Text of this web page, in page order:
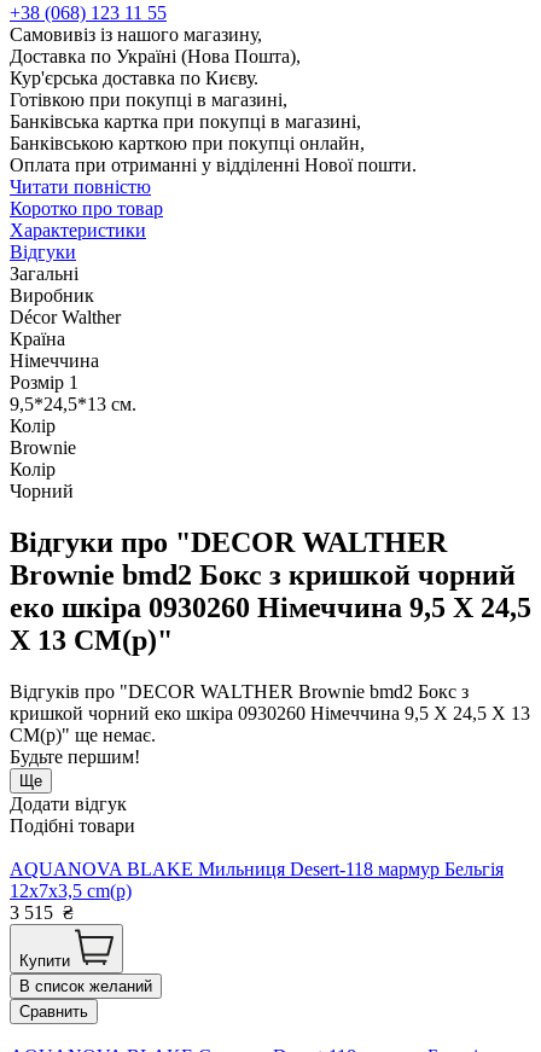
+38 (068) 123 11 55
Самовивіз із нашого магазину,
Доставка по Україні (Нова Пошта),
Кур'єрська доставка по Києву.
Готівкою при покупці в магазині,
Банківська картка при покупці в магазині,
Банківською карткою при покупці онлайн,
Оплата при отриманні у відділенні Нової пошти.
Читати повністю
Коротко про товар
Характеристики
Відгуки
Загальні
Виробник
Décor Walther
Країна
Німеччина
Розмір 1
9,5*24,5*13 см.
Колір
Brownie
Колір
Чорний
Відгуки про "DECOR WALTHER
Brownie bmd2 Бокс з кришкой чорний
еко шкіра 0930260 Німеччина 9,5 X 24,5
X 13 CM(р)"
Відгуків про "DECOR WALTHER Brownie bmd2 Бокс з
кришкой чорний еко шкіра 0930260 Німеччина 9,5 X 24,5 X 13
CM(р)" ще немає.
Будьте першим!
Ще
Додати відгук
Подібні товари
AQUANOVA BLAKE Мильниця Desert-118 мармур Бельгія
12x7x3,5 cm(р)
3 515 ₴
Купити
В список желаний
Сравнить